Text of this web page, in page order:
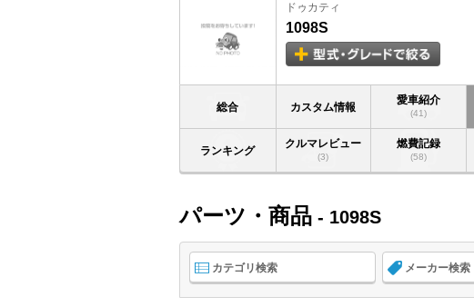
ドゥカティ
1098S
総合 カスタム情報
愛車紹介
(41)
ランキング
クルマレビュー
(3)
燃費記録
(58)
パーツ・商品 - 1098S
カテゴリ検索 メーカー検索